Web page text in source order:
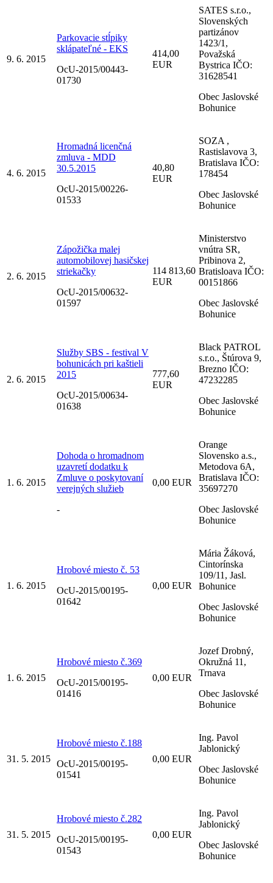
9. 6. 2015
Parkovacie stĺpiky
sklápateľné - EKS
OcU-2015/00443-
01730
414,00
EUR
SATES s.r.o.,
Slovenských
partizánov
1423/1,
Považská
Bystrica IČO:
31628541
Obec Jaslovské
Bohunice
4. 6. 2015
Hromadná licenčná
zmluva - MDD
30.5.2015
OcU-2015/00226-
01533
40,80
EUR
SOZA ,
Rastislavova 3,
Bratislava IČO:
178454
Obec Jaslovské
Bohunice
2. 6. 2015
Zápožička malej
automobilovej hasičskej
striekačky
OcU-2015/00632-
01597
114 813,60
EUR
Ministerstvo
vnútra SR,
Pribinova 2,
Bratisloava IČO:
00151866
Obec Jaslovské
Bohunice
2. 6. 2015
Služby SBS - festival V
bohunicách pri kaštieli
2015
OcU-2015/00634-
01638
777,60
EUR
Black PATROL
s.r.o., Štúrova 9,
Brezno IČO:
47232285
Obec Jaslovské
Bohunice
1. 6. 2015
Dohoda o hromadnom
uzavretí dodatku k
Zmluve o poskytovaní
verejných služieb
-
0,00 EUR
Orange
Slovensko a.s.,
Metodova 6A,
Bratislava IČO:
35697270
Obec Jaslovské
Bohunice
1. 6. 2015
Hrobové miesto č. 53
OcU-2015/00195-
01642
0,00 EUR
Mária Žáková,
Cintorínska
109/11, Jasl.
Bohunice
Obec Jaslovské
Bohunice
1. 6. 2015
Hrobové miesto č.369
OcU-2015/00195-
01416
0,00 EUR
Jozef Drobný,
Okružná 11,
Trnava
Obec Jaslovské
Bohunice
31. 5. 2015
Hrobové miesto č.188
OcU-2015/00195-
01541
0,00 EUR
Ing. Pavol
Jablonický
Obec Jaslovské
Bohunice
31. 5. 2015
Hrobové miesto č.282
OcU-2015/00195-
01543
0,00 EUR
Ing. Pavol
Jablonický
Obec Jaslovské
Bohunice